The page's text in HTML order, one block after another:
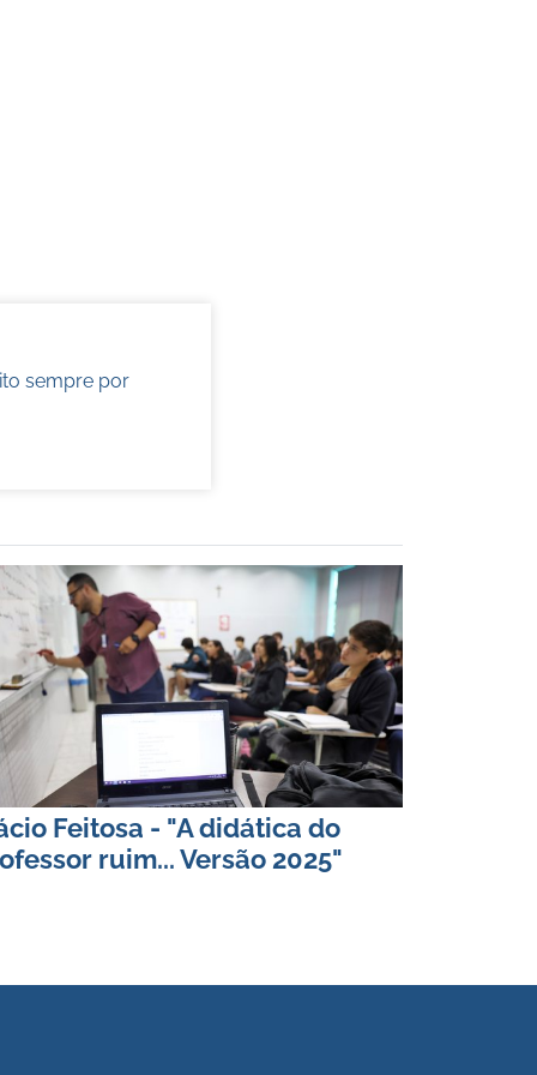
sempre por
Feitosa - "A didática do
ruim... Versão 2025"